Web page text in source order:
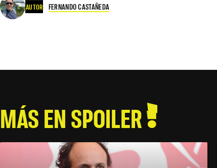
AUTOR FERNANDO CASTAÑEDA
MÁS EN SPOILER